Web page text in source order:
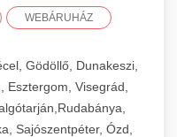
WEBÁRUHÁZ
Gödöllő, Dunakeszi,
Esztergom, Visegrád,
Sajószentpéter, Ózd,